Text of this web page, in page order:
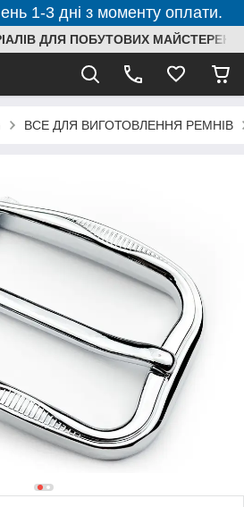
1-3 дні з моменту оплати.
ДЛЯ ПОБУТОВИХ МАЙСТЕРЕНЬ
ВСЕ ДЛЯ ВИГОТОВЛЕННЯ РЕМНІВ